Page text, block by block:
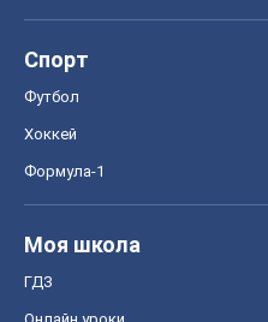
Спорт
Футбол
Хоккей
Формула-1
Моя школа
ГДЗ